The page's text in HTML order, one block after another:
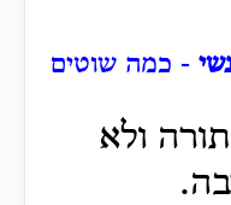
- כמה שוטים
ולא